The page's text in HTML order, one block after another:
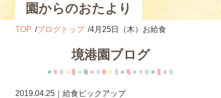
園からのおたより
TOP ブログトップ 4月25日（木）お給食
境港園ブログ
2019.04.25｜給食ピックアップ